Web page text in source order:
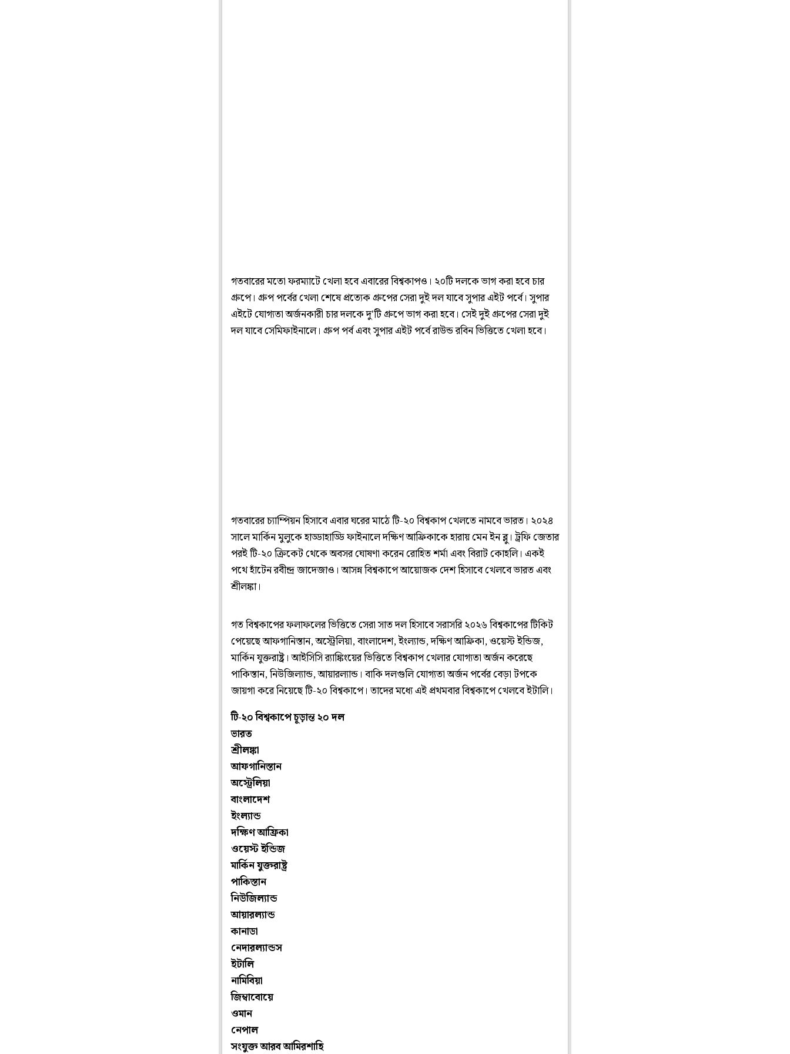
গতবারের মতো ফরম্যাটে খেলা হবে এবারের বিশ্বকাপও। ২০টি দলকে ভাগ করা হবে চার
গ্রুপে। গ্রুপ পর্বের খেলা শেষে প্রত্যেক গ্রুপের সেরা দুই দল যাবে সুপার এইট পর্বে। সুপার
এইটে যোগ্যতা অর্জনকারী চার দলকে দু'টি গ্রুপে ভাগ করা হবে। সেই দুই গ্রুপের সেরা দুই
দল যাবে সেমিফাইনালে। গ্রুপ পর্ব এবং সুপার এইট পর্বে রাউন্ড রবিন ভিত্তিতে খেলা হবে।
গতবারের চ্যাম্পিয়ন হিসাবে এবার ঘরের মাঠে টি-২০ বিশ্বকাপ খেলতে নামবে ভারত। ২০২৪
সালে মার্কিন মুলুকে হাড্ডাহাড্ডি ফাইনালে দক্ষিণ আফ্রিকাকে হারায় মেন ইন ব্লু। ট্রফি জেতার
পরই টি-২০ ক্রিকেট থেকে অবসর ঘোষণা করেন রোহিত শর্মা এবং বিরাট কোহলি। একই
পথে হাঁটেন রবীন্দ্র জাদেজাও। আসন্ন বিশ্বকাপে আয়োজক দেশ হিসাবে খেলবে ভারত এবং
শ্রীলঙ্কা।
গত বিশ্বকাপের ফলাফলের ভিত্তিতে সেরা সাত দল হিসাবে সরাসরি ২০২৬ বিশ্বকাপের টিকিট
পেয়েছে আফগানিস্তান, অস্ট্রেলিয়া, বাংলাদেশ, ইংল্যান্ড, দক্ষিণ আফ্রিকা, ওয়েস্ট ইন্ডিজ,
মার্কিন যুক্তরাষ্ট্র। আইসিসি র‍্যাঙ্কিংয়ের ভিত্তিতে বিশ্বকাপ খেলার যোগ্যতা অর্জন করেছে
পাকিস্তান, নিউজিল্যান্ড, আয়ারল্যান্ড। বাকি দলগুলি যোগ্যতা অর্জন পর্বের বেড়া টপকে
জায়গা করে নিয়েছে টি-২০ বিশ্বকাপে। তাদের মধ্যে এই প্রথমবার বিশ্বকাপে খেলবে ইটালি।
টি-২০ বিশ্বকাপে চূড়ান্ত ২০ দল
ভারত
শ্রীলঙ্কা
আফগানিস্তান
অস্ট্রেলিয়া
বাংলাদেশ
ইংল্যান্ড
দক্ষিণ আফ্রিকা
ওয়েস্ট ইন্ডিজ
মার্কিন যুক্তরাষ্ট্র
পাকিস্তান
নিউজিল্যান্ড
আয়ারল্যান্ড
কানাডা
নেদারল্যান্ডস
ইটালি
নামিবিয়া
জিম্বাবোয়ে
ওমান
নেপাল
সংযুক্ত আরব আমিরশাহি